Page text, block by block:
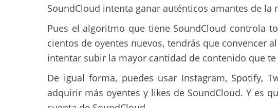
SoundCloud intenta ganar auténticos amantes de
Pues el algoritmo que tiene SoundCloud controla
cientos de oyentes nuevos, tendrás que convencer
intentar subir la mayor cantidad de contenido que te
De igual forma, puedes usar Instagram, Spotify,
adquirir más oyentes y likes de SoundCloud. Y es